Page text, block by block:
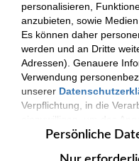
(c) 2025| VKKJ - Verantwortung
Jugendliche.
personalisieren,
anzubieten, sowie
Es können daher
werden und an Dritte
Adressen). Genauere
Verwendung
unserer
Verpflichtung, in die
nutzen. Die
Persönliche